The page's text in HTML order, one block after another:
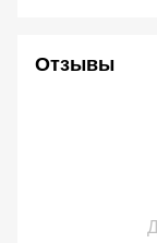
Отзывы